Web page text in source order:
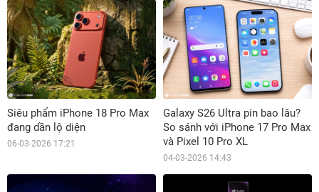
Siêu phẩm iPhone 18 Pro Max
đang dần lộ diện
06-03-2026 17:21
Galaxy S26 Ultra pin bao lâu?
So sánh với iPhone 17 Pro Max
và Pixel 10 Pro XL
04-03-2026 14:43